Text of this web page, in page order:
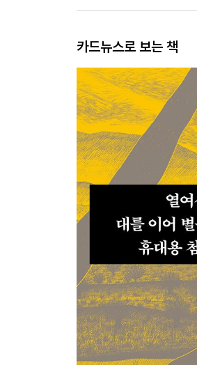
카드뉴스로 보는 책